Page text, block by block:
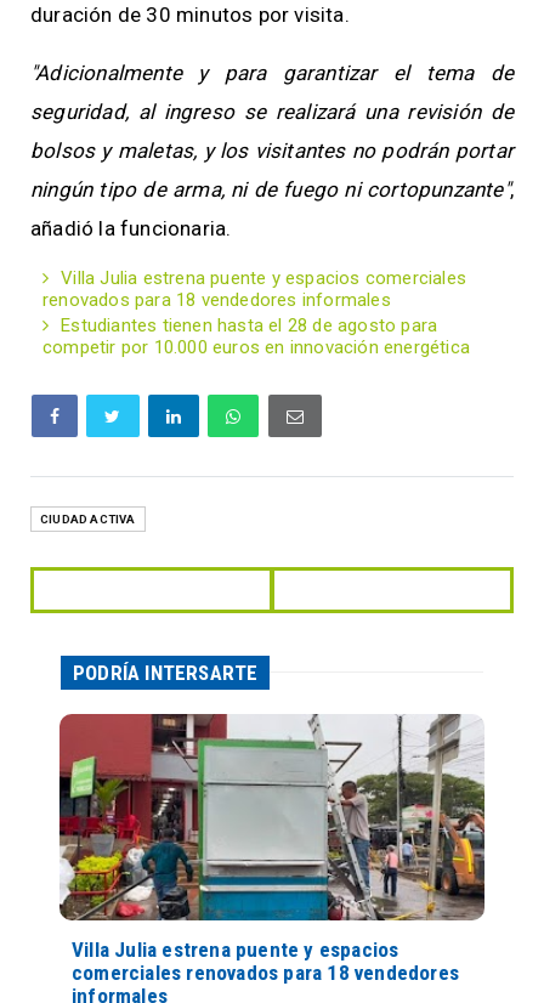
duración de 30 minutos por visita.
"Adicionalmente y para garantizar el tema de
seguridad, al ingreso se realizará una revisión de
bolsos y maletas, y los visitantes no podrán portar
ningún tipo de arma, ni de fuego ni cortopunzante",
añadió la funcionaria.
Villa Julia estrena puente y espacios comerciales
renovados para 18 vendedores informales
Estudiantes tienen hasta el 28 de agosto para
competir por 10.000 euros en innovación energética
CIUDAD ACTIVA
PODRÍA INTERSARTE
Villa Julia estrena puente y espacios
comerciales renovados para 18 vendedores
informales